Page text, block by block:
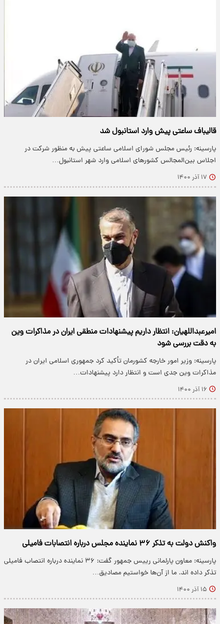
قالیباف ساعتی پیش وارد استانبول شد
پارسینه: رئیس مجلس شورای اسلامی ساعتی پیش به منظور شرکت در
اجلاس بین‌المجالس کشور‌های اسلامی وارد شهر استانبول…
۱۷ آذر ۱۴۰۰
امیرعبداللهیان: انتظار داریم پیشنهادات منطقی ایران در مذاکرات وین
به دقت بررسی شود
پارسینه: وزیر امور خارجه کشورمان تأکید کرد جمهوری اسلامی ایران در
مذاکرات وین جدی است و انتظار دارد پیشنهادات…
۱۶ آذر ۱۴۰۰
واکنش دولت به تذکر ۳۶ نماینده مجلس درباره انتصابات فامیلی
پارسینه: معاون پارلمانی رییس جمهور گفت: ۳۶ نماینده درباره انتصاب فامیلی
تذکر داده اند. ما از آن‌ها خواستیم مصادیق…
۱۵ آذر ۱۴۰۰